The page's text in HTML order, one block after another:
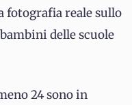
fotografia reale sullo
delle scuole
24 sono in